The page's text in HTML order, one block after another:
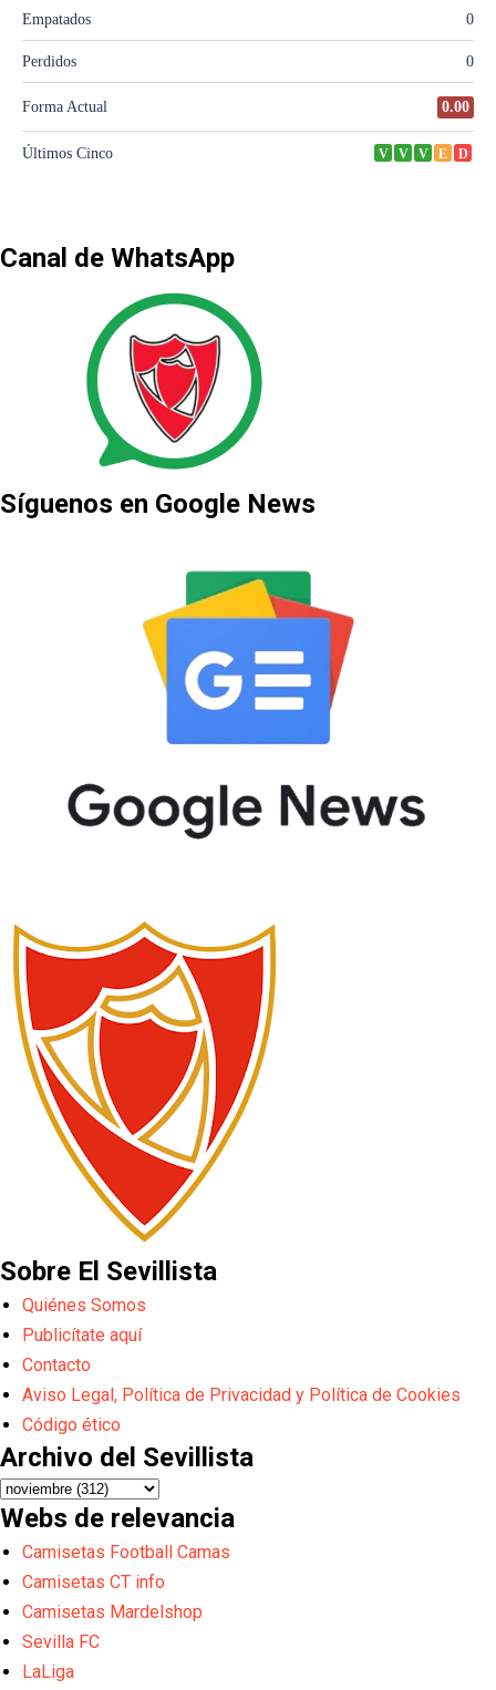
Canal de WhatsApp
Síguenos en Google News
Sobre El Sevillista
Quiénes Somos
Publicítate aquí
Contacto
Aviso Legal, Política de Privacidad y Política de Cookies
Código ético
Archivo del Sevillista
Webs de relevancia
Camisetas Football Camas
Camisetas CT info
Camisetas Mardelshop
Sevilla FC
LaLiga